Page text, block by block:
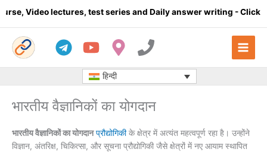
test series and Daily answer writing- Click here
हिन्दी
भारतीय वैज्ञानिकों का योगदान
भारतीय वैज्ञानिकों का योगदान प्रौद्योगिकीके क्षेत्र में अत्यंत महत्वपूर्ण रहा है। उन्होंने
विज्ञान, अंतरिक्ष, चिकित्सा, और सूचना प्रौद्योगिकी जैसे क्षेत्रों में नए आयाम स्थापित